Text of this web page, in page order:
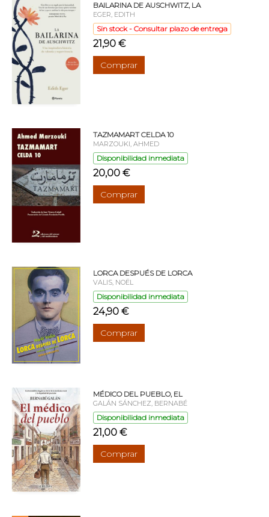
BAILARINA DE AUSCHWITZ, LA
EGER, EDITH
Sin stock - Consultar plazo de entrega
21,90 €
Comprar
TAZMAMART CELDA 10
MARZOUKI, AHMED
Disponibilidad inmediata
20,00 €
Comprar
LORCA DESPUÉS DE LORCA
VALIS, NOËL
Disponibilidad inmediata
24,90 €
Comprar
MÉDICO DEL PUEBLO, EL
GALÁN SÁNCHEZ, BERNABÉ
Disponibilidad inmediata
21,00 €
Comprar